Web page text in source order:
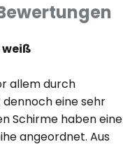
allem durch
dennoch eine sehr
Schirme haben eine
angeordnet. Aus